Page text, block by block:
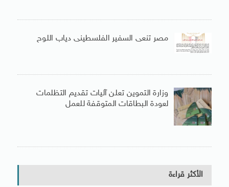
مصر تنعى السفير الفلسطينى دياب اللوح
وزارة التموين تعلن آليات تقديم التظلمات
لعودة البطاقات المتوقفة للعمل
الأكثر قراءة